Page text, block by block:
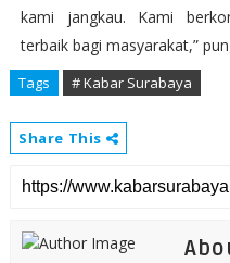
kami jangkau. Kami
terbaik bagi masyarakat,”
Tags # Kabar Surabaya
Share This